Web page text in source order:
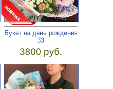
Букет на день рождения
33
3800 руб.